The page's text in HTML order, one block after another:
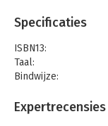
Specificaties
ISBN13:
Taal:
Bindwijze:
Uitgever:
Expertrecensies